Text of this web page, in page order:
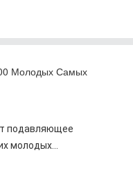
Молодых Самых
подавляющее
молодых...